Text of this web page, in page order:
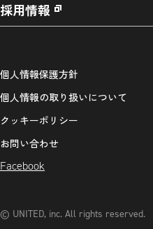
採用情報
個人情報保護方針
個人情報の取り扱いについて
クッキーポリシー
お問い合わせ
Facebook
© UNITED, inc. All rights reserved.